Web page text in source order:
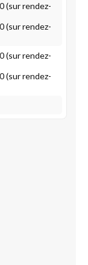
(sur rendez-
(sur rendez-
(sur rendez-
(sur rendez-